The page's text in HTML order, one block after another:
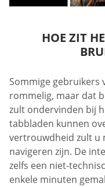
HOE ZIT
Sommige gebruikers
rommelig, maar dat
zult ondervinden bij
tabbladen kunnen
vertrouwdheid zult u
navigeren zijn. De
zelfs een niet-
enkele minuten